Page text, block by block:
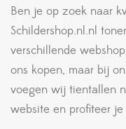
Ben je op zoek naar
Schildershop.nl.nl
verschillende
ons kopen, maar bij
voegen wij tientallen
website en profiteer